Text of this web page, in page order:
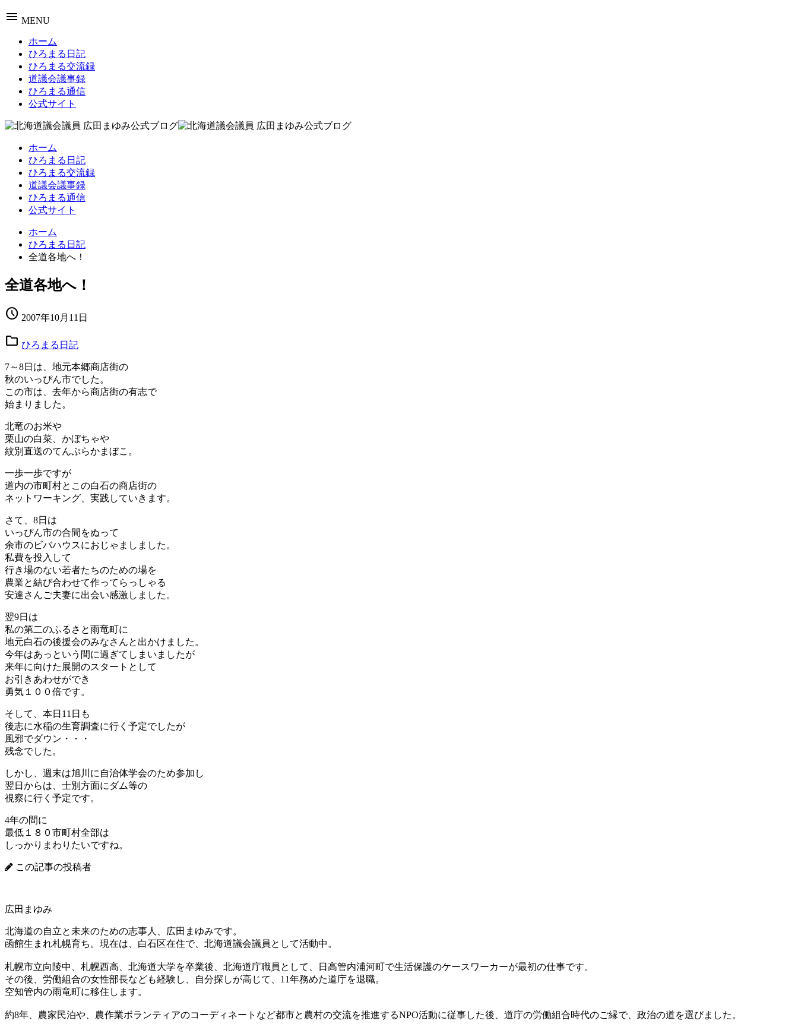
menu MENU
ホーム
ひろまる日記
ひろまる交流録
道議会議事録
ひろまる通信
公式サイト
ホーム
ひろまる日記
ひろまる交流録
道議会議事録
ひろまる通信
公式サイト
ホーム
ひろまる日記
全道各地へ！
全道各地へ！
schedule 2007年10月11日
folder ひろまる日記
7～8日は、地元本郷商店街の
秋のいっぴん市でした。
この市は、去年から商店街の有志で
始まりました。
北竜のお米や
栗山の白菜、かぼちゃや
紋別直送のてんぷらかまぼこ。
一歩一歩ですが
道内の市町村とこの白石の商店街の
ネットワーキング、実践していきます。
さて、8日は
いっぴん市の合間をぬって
余市のビバハウスにおじゃましました。
私費を投入して
行き場のない若者たちのための場を
農業と結び合わせて作ってらっしゃる
安達さんご夫妻に出会い感激しました。
翌9日は
私の第二のふるさと雨竜町に
地元白石の後援会のみなさんと出かけました。
今年はあっという間に過ぎてしまいましたが
来年に向けた展開のスタートとして
お引きあわせができ
勇気１００倍です。
そして、本日11日も
後志に水稲の生育調査に行く予定でしたが
風邪でダウン・・・
残念でした。
しかし、週末は旭川に自治体学会のため参加し
翌日からは、士別方面にダム等の
視察に行く予定です。
4年の間に
最低１８０市町村全部は
しっかりまわりたいですね。
この記事の投稿者
広田まゆみ
北海道の自立と未来のための志事人、広田まゆみです。
函館生まれ札幌育ち。現在は、白石区在住で、北海道議会議員として活動中。
札幌市立向陵中、札幌西高、北海道大学を卒業後、北海道庁職員として、日高管内浦河町で生活保護のケースワーカーが最初の仕事です。
その後、労働組合の女性部長なども経験し、自分探しが高じて、11年務めた道庁を退職。
空知管内の雨竜町に移住します。
約8年、農家民泊や、農作業ボランティアのコーディネートなど都市と農村の交流を推進するNPO活動に従事した後、道庁の労働組合時代のご縁で、政治の道を選びました。